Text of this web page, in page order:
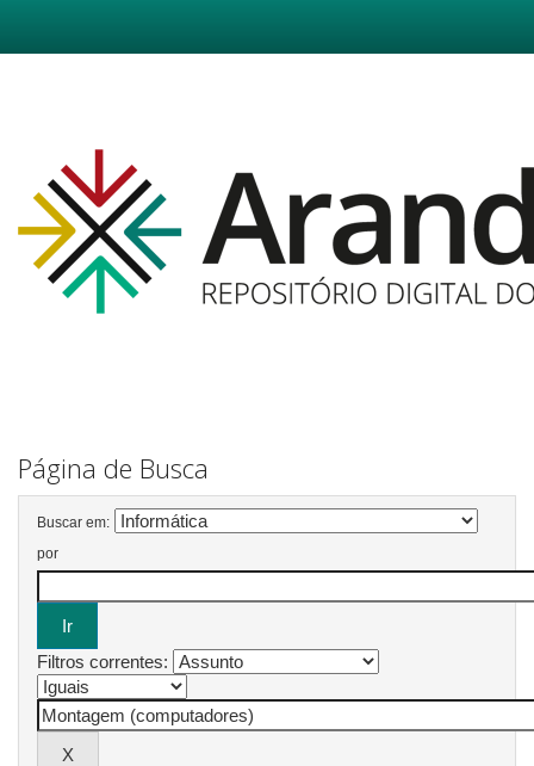
Página de Busca
Buscar em:
por
Filtros correntes: